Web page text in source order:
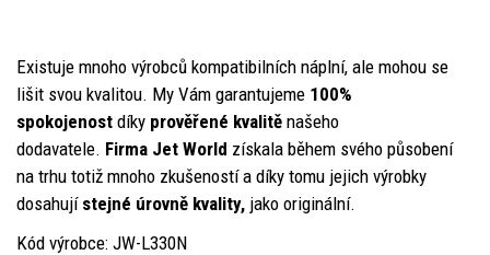
Existuje mnoho výrobců kompatibilních náplní, ale mohou se
lišit svou kvalitou. My Vám garantujeme 100%
spokojenost díky prověřené kvalitě našeho
dodavatele. Firma Jet World získala během svého působení
na trhu totiž mnoho zkušeností a díky tomu jejich výrobky
dosahují stejné úrovně kvality, jako originální.
Kód výrobce: JW-L330N